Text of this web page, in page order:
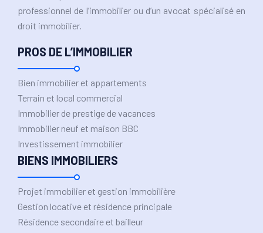
professionnel de l’immobilier ou d’un avocat spécialisé en
droit immobilier.
PROS DE L’IMMOBILIER
Bien immobilier et appartements
Terrain et local commercial
Immobilier de prestige de vacances
Immobilier neuf et maison BBC
Investissement immobilier
BIENS IMMOBILIERS
Projet immobilier et gestion immobilière
Gestion locative et résidence principale
Résidence secondaire et bailleur